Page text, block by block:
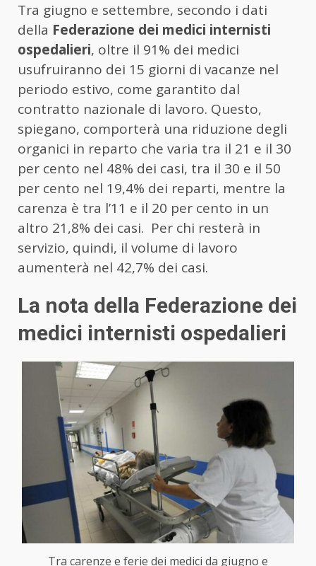
Tra giugno e settembre, secondo i dati
della Federazione dei medici internisti
ospedalieri, oltre il 91% dei medici
usufruiranno dei 15 giorni di vacanze nel
periodo estivo, come garantito dal
contratto nazionale di lavoro. Questo,
spiegano, comporterà una riduzione degli
organici in reparto che varia tra il 21 e il 30
per cento nel 48% dei casi, tra il 30 e il 50
per cento nel 19,4% dei reparti, mentre la
carenza è tra l’11 e il 20 per cento in un
altro 21,8% dei casi. Per chi resterà in
servizio, quindi, il volume di lavoro
aumenterà nel 42,7% dei casi.
La nota della Federazione dei
medici internisti ospedalieri
Tra carenze e ferie dei medici da giugno e